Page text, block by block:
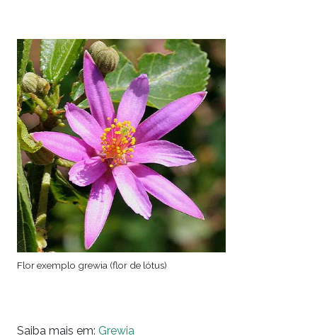
Flor exemplo grewia (flor de lótus)
Saiba mais em: Grewia